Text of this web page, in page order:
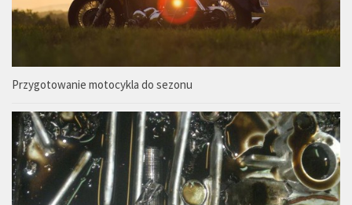
Przygotowanie motocykla do sezonu